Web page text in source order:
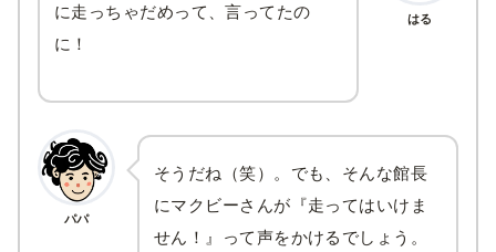
はる
に走っちゃだめって、言ってたの
に！
パパ
そうだね（笑）。でも、そんな館長
にマクビーさんが『走ってはいけま
せん！』って声をかけるでしょう。